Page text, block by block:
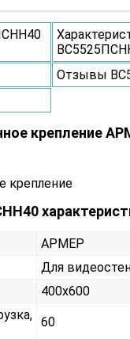
Отзывы
крепление
крепление
АРМЕР
Для
400х600
60